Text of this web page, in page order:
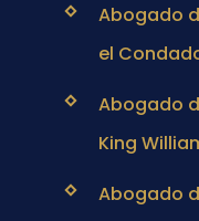
Abogado
el
Abogado
King
Abogado